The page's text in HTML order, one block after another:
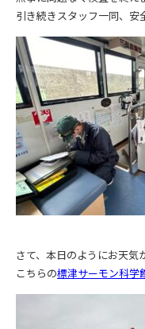
引き続きスタッフ一同、安
さて、本日のようにお天気
こちらの標津サーモン科学